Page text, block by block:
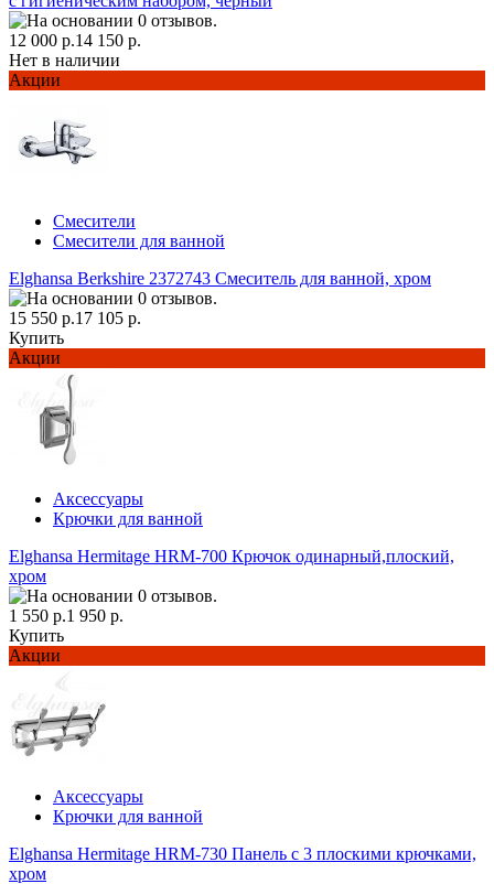
12 000 р.14 150 р.
Нет в наличии
Акции
Смесители
Смесители для ванной
Elghansa Berkshire 2372743 Смеситель для ванной, хром
15 550 р.17 105 р.
Купить
Акции
Аксессуары
Крючки для ванной
Elghansa Hermitage HRM-700 Крючок одинарный,плоский,
хром
1 550 р.1 950 р.
Купить
Акции
Аксессуары
Крючки для ванной
Elghansa Hermitage HRM-730 Панель с 3 плоскими крючками,
хром